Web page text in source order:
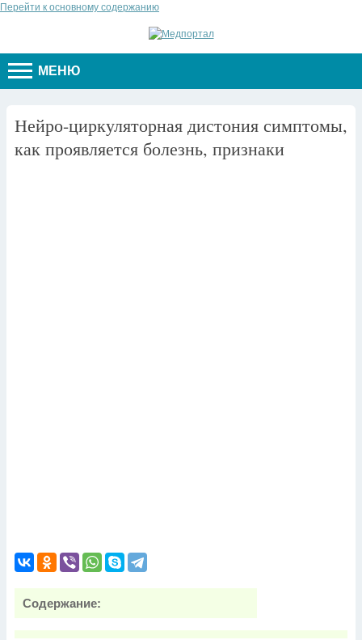
Перейти к основному содержанию
МЕНЮ
Нейро-циркуляторная дистония симптомы,
как проявляется болезнь, признаки
Содержание: